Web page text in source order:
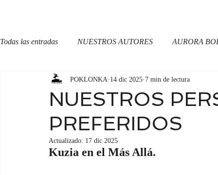
Todas las entradas NUESTROS AUTORES AURORA
OTRA CARA DE LA MONEDA Traducción
NUESTROS
PREFERIDOS
POKLONKA 14 dic 2025 7 min de lectura
Actualizado: 17 dic 2025
Kuzia en el Más Allá.